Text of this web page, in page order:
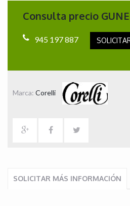
Consulta precio
945 197 887
Marca: Corelli
SOLICITAR MÁS INFORMACIÓN